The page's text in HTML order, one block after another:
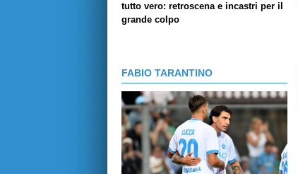
tutto vero: retroscena e incastri per il
grande colpo
FABIO TARANTINO